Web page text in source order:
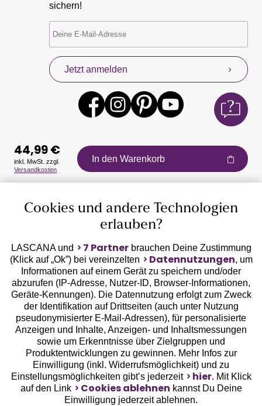
sichern!
Jetzt anmelden
Auszeichnungen
Geprüfte Sicherheit
Unsere Apps
44,99 €
inkl. MwSt. zzgl.
Versandkosten
In den Warenkorb
Cookies und andere Technologien
erlauben?
LASCANA und 7 Partnerbrauchen Deine Zustimmung
(Klick auf „Ok”) bei vereinzelten
Datennutzungen, um
Informationen auf einem Gerät zu speichern und/oder
abzurufen (IP-Adresse, Nutzer-ID, Browser-Informationen,
Geräte-Kennungen). Die Datennutzung erfolgt zum Zweck
der Identifikation auf Drittseiten (auch unter Nutzung
pseudonymisierter E-Mail-Adressen), für personalisierte
Anzeigen und Inhalte, Anzeigen- und Inhaltsmessungen
sowie um Erkenntnisse über Zielgruppen und
Produktentwicklungen zu gewinnen. Mehr Infos zur
Einwilligung (inkl. Widerrufsmöglichkeit) und zu
Einstellungsmöglichkeiten gibt’s jederzeit
hier. Mit Klick
auf den Link
Cookies ablehnen kannst Du Deine
Einwilligung jederzeit ablehnen.